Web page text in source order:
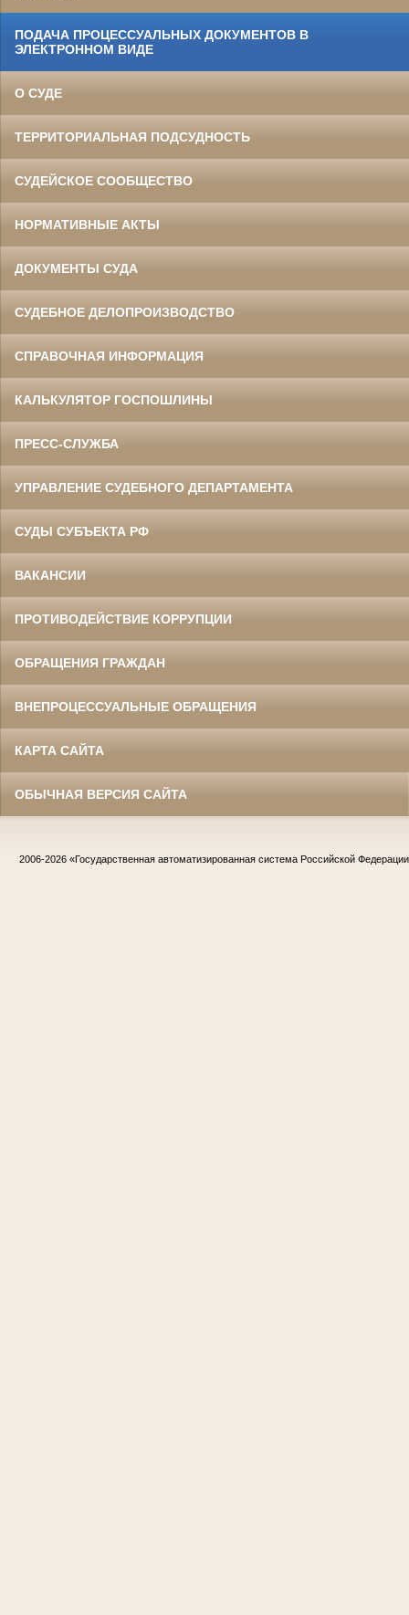
ПОДАЧА ПРОЦЕССУАЛЬНЫХ ДОКУМЕНТОВ В
ЭЛЕКТРОННОМ ВИДЕ
О СУДЕ
ТЕРРИТОРИАЛЬНАЯ ПОДСУДНОСТЬ
СУДЕЙСКОЕ СООБЩЕСТВО
НОРМАТИВНЫЕ АКТЫ
ДОКУМЕНТЫ СУДА
СУДЕБНОЕ ДЕЛОПРОИЗВОДСТВО
СПРАВОЧНАЯ ИНФОРМАЦИЯ
КАЛЬКУЛЯТОР ГОСПОШЛИНЫ
ПРЕСС-СЛУЖБА
УПРАВЛЕНИЕ СУДЕБНОГО ДЕПАРТАМЕНТА
СУДЫ СУБЪЕКТА РФ
ВАКАНСИИ
ПРОТИВОДЕЙСТВИЕ КОРРУПЦИИ
ОБРАЩЕНИЯ ГРАЖДАН
ВНЕПРОЦЕССУАЛЬНЫЕ ОБРАЩЕНИЯ
КАРТА САЙТА
ОБЫЧНАЯ ВЕРСИЯ САЙТА
2006-2026 «Государственная автоматизированная система Российской